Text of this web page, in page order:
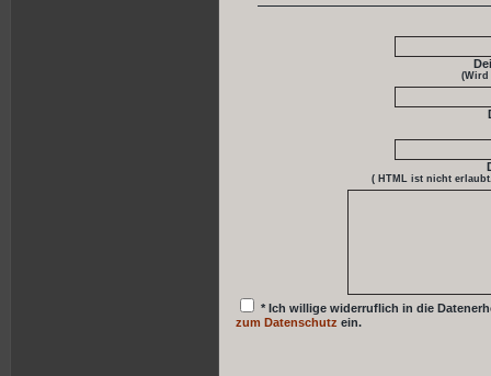
(Wird
( HTML ist nicht
* Ich willige widerruflich in die
zum Datenschutz ein.